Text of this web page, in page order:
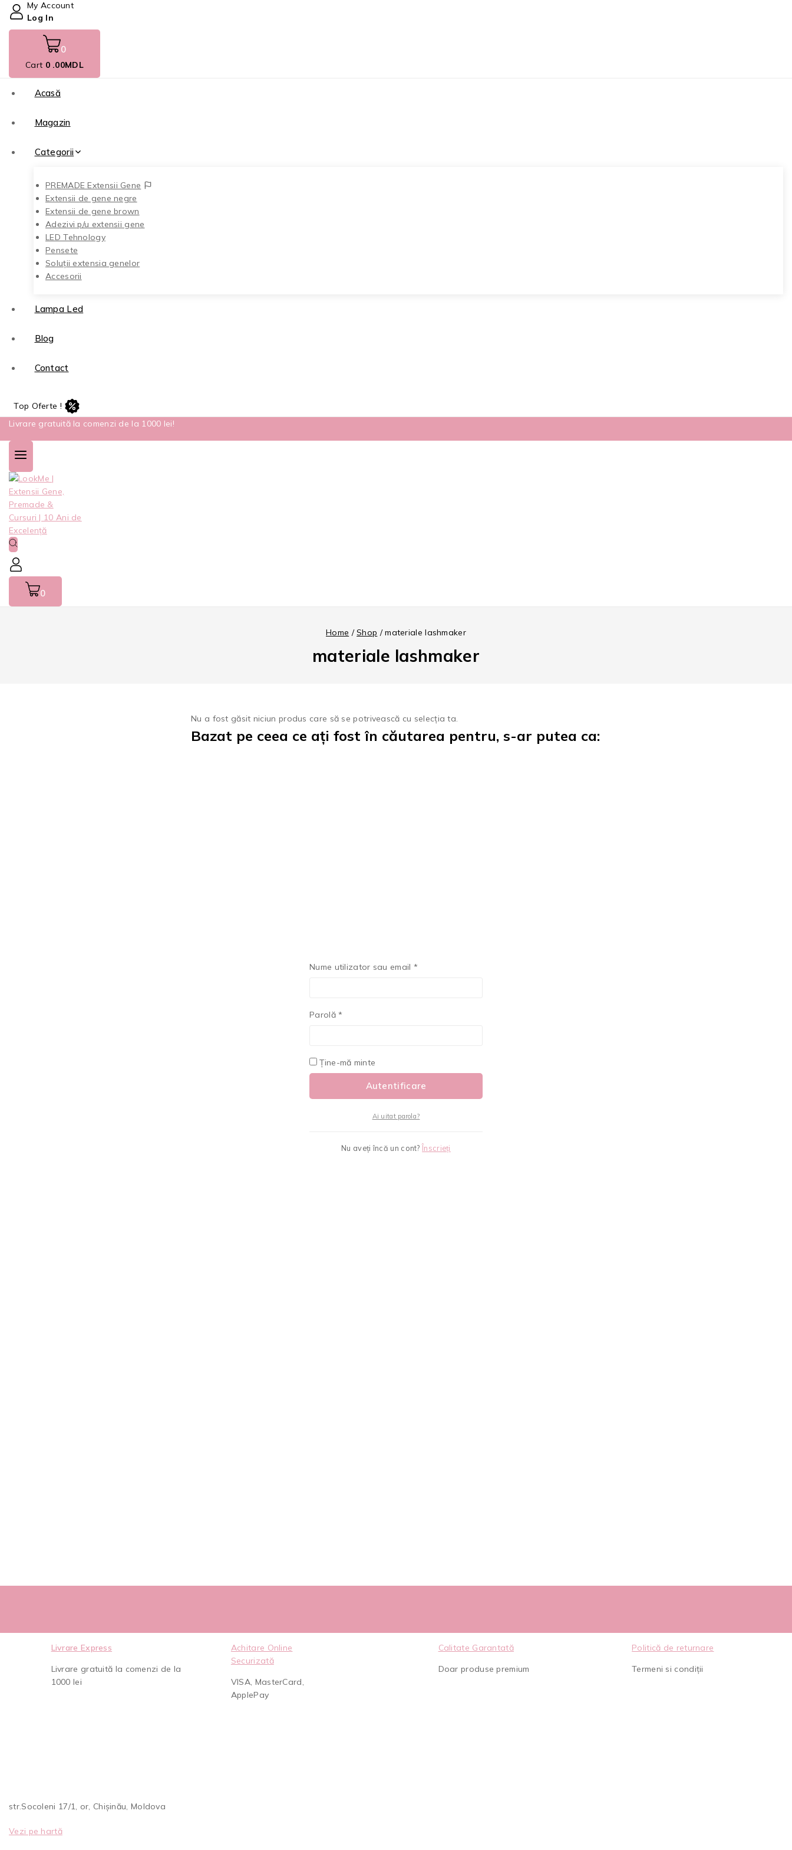
My Account
Log In
0
Cart 0 .00MDL
Acasă
Magazin
Categorii
PREMADE Extensii Gene
Extensii de gene negre
Extensii de gene brown
Adezivi p/u extensii gene
LED Tehnology
Pensete
Soluții extensia genelor
Accesorii
Lampa Led
Blog
Contact
Top Oferte !
Livrare gratuită la comenzi de la 1000 lei!
0
Home / Shop / materiale lashmaker
materiale lashmaker
Nu a fost găsit niciun produs care să se potrivească cu selecția ta.
Bazat pe ceea ce ați fost în căutarea pentru, s-ar putea ca:
Livrare Express
Livrare gratuită la comenzi de la
1000 lei
Achitare Online
Securizată
VISA, MasterCard,
ApplePay
Calitate Garantată
Doar produse premium
Politică de returnare
Termeni si condiții
str.Socoleni 17/1, or, Chișinău, Moldova
Vezi pe hartă
Nume utilizator sau email *
Parolă*
Ține-mă minte
Autentificare
Ai uitat parola?
Nu aveți încă un cont? Înscrieți